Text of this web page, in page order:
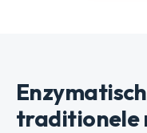
traditionele